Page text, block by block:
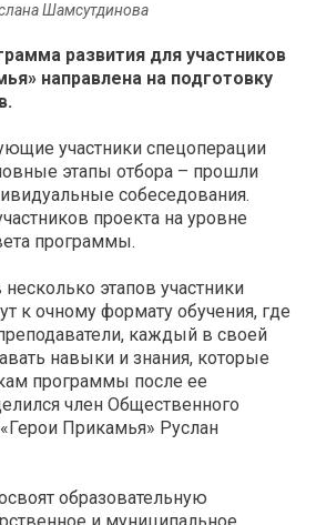
Шамсутдинова
развития для участников
направлена на подготовку
участники спецоперации
этапы отбора – прошли
собеседования.
проекта на уровне
программы.
этапов участники
к очному формату обучения, где
каждый в своей
навыки и знания, которые
программы после ее
член Общественного
Прикамья» Руслан
образовательную